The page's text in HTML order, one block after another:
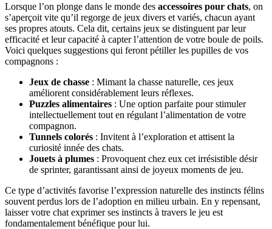
Lorsque l’on plonge dans le monde des accessoires pour chats, on
s’aperçoit vite qu’il regorge de jeux divers et variés, chacun ayant
ses propres atouts. Cela dit, certains jeux se distinguent par leur
efficacité et leur capacité à capter l’attention de votre boule de poils.
Voici quelques suggestions qui feront pétiller les pupilles de vos
compagnons :
Jeux de chasse : Mimant la chasse naturelle, ces jeux
améliorent considérablement leurs réflexes.
Puzzles alimentaires : Une option parfaite pour stimuler
intellectuellement tout en régulant l’alimentation de votre
compagnon.
Tunnels colorés : Invitent à l’exploration et attisent la
curiosité innée des chats.
Jouets à plumes : Provoquent chez eux cet irrésistible désir
de sprinter, garantissant ainsi de joyeux moments de jeu.
Ce type d’activités favorise l’expression naturelle des instincts félins
souvent perdus lors de l’adoption en milieu urbain. En y repensant,
laisser votre chat exprimer ses instincts à travers le jeu est
fondamentalement bénéfique pour lui.